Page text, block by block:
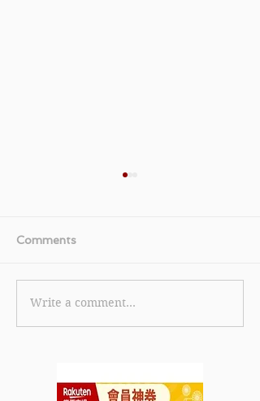
【美國運通白金卡優惠】
美國運通白金卡限時全新
贈 (優惠至2026年6月30
Comments
Write a comment...